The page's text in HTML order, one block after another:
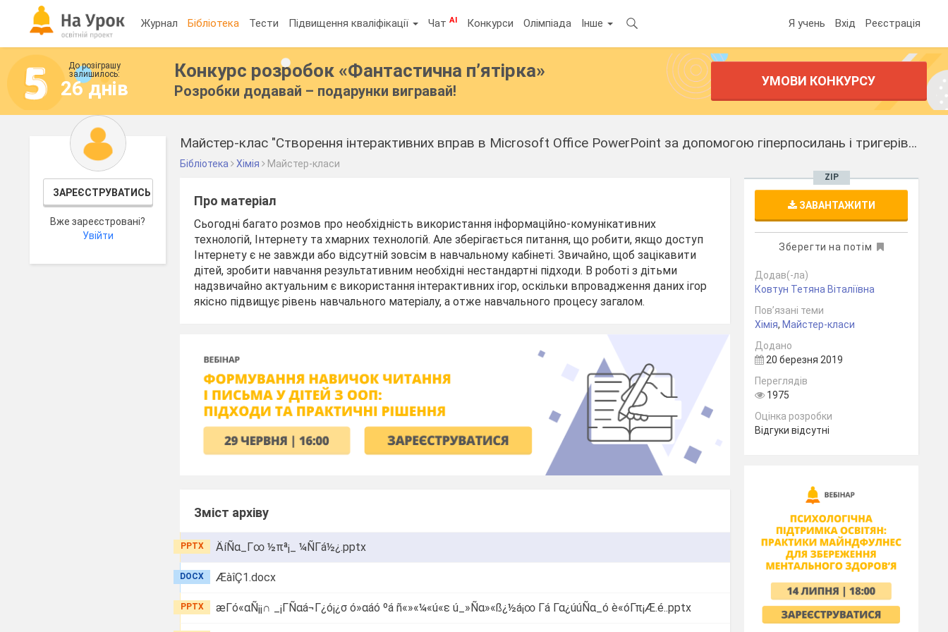
Журнал Бібліотека Тести Підвищення кваліфікації ЧатAI Конкурси Олімпіада Інше Я учень Вхід Реєстрація
До розіграшу
залишилось:
26 днів
Конкурс розробок «Фантастична п’ятірка»
Розробки додавай – подарунки вигравай!
УМОВИ КОНКУРСУ
ЗАРЕЄСТРУВАТИСЬ
Вже зареєстровані?
Увійти
Майстер-клас "Створення інтерактивних вправ в Microsoft Office PowerPoint за допомогою гіперпосилань і тригерів на уроках хімії"
Бібліотека Хімія Майстер-класи
Про матеріал
Сьогодні багато розмов про необхідність використання інформаційно-комунікативних
технологій, Інтернету та хмарних технологій. Але зберігається питання, що робити, якщо доступ
Інтернету є не завжди або відсутній зовсім в навчальному кабінеті. Звичайно, щоб зацікавити
дітей, зробити навчання результативним необхідні нестандартні підходи. В роботі з дітьми
надзвичайно актуальним є використання інтерактивних ігор, оскільки впровадження даних ігор
якісно підвищує рівень навчального матеріалу, а отже навчального процесу загалом.
Зміст архіву
ÄíÑα_Γ∞ ½πª¡_ ¼ÑΓá½¿.pptx
PPTX
ÆàîÇ1.docx
DOCX
æΓó«αÑ¡¡∩ _¡ΓÑαá¬Γ¿ó¡¿σ ó»αáó ºá ñ«»«¼«ú«ε ú_»Ñα»«ß¿½á¡∞ Γá Γα¿úúÑα_ó è«óΓπ¡Æ.é..pptx
PPTX
ZIP
ЗАВАНТАЖИТИ
Зберегти на потім
Додав(-ла)
Ковтун Тетяна Віталіївна
Пов’язані теми
Хімія, Майстер-класи
Додано
20 березня 2019
Переглядів
1975
Оцінка розробки
Відгуки відсутні